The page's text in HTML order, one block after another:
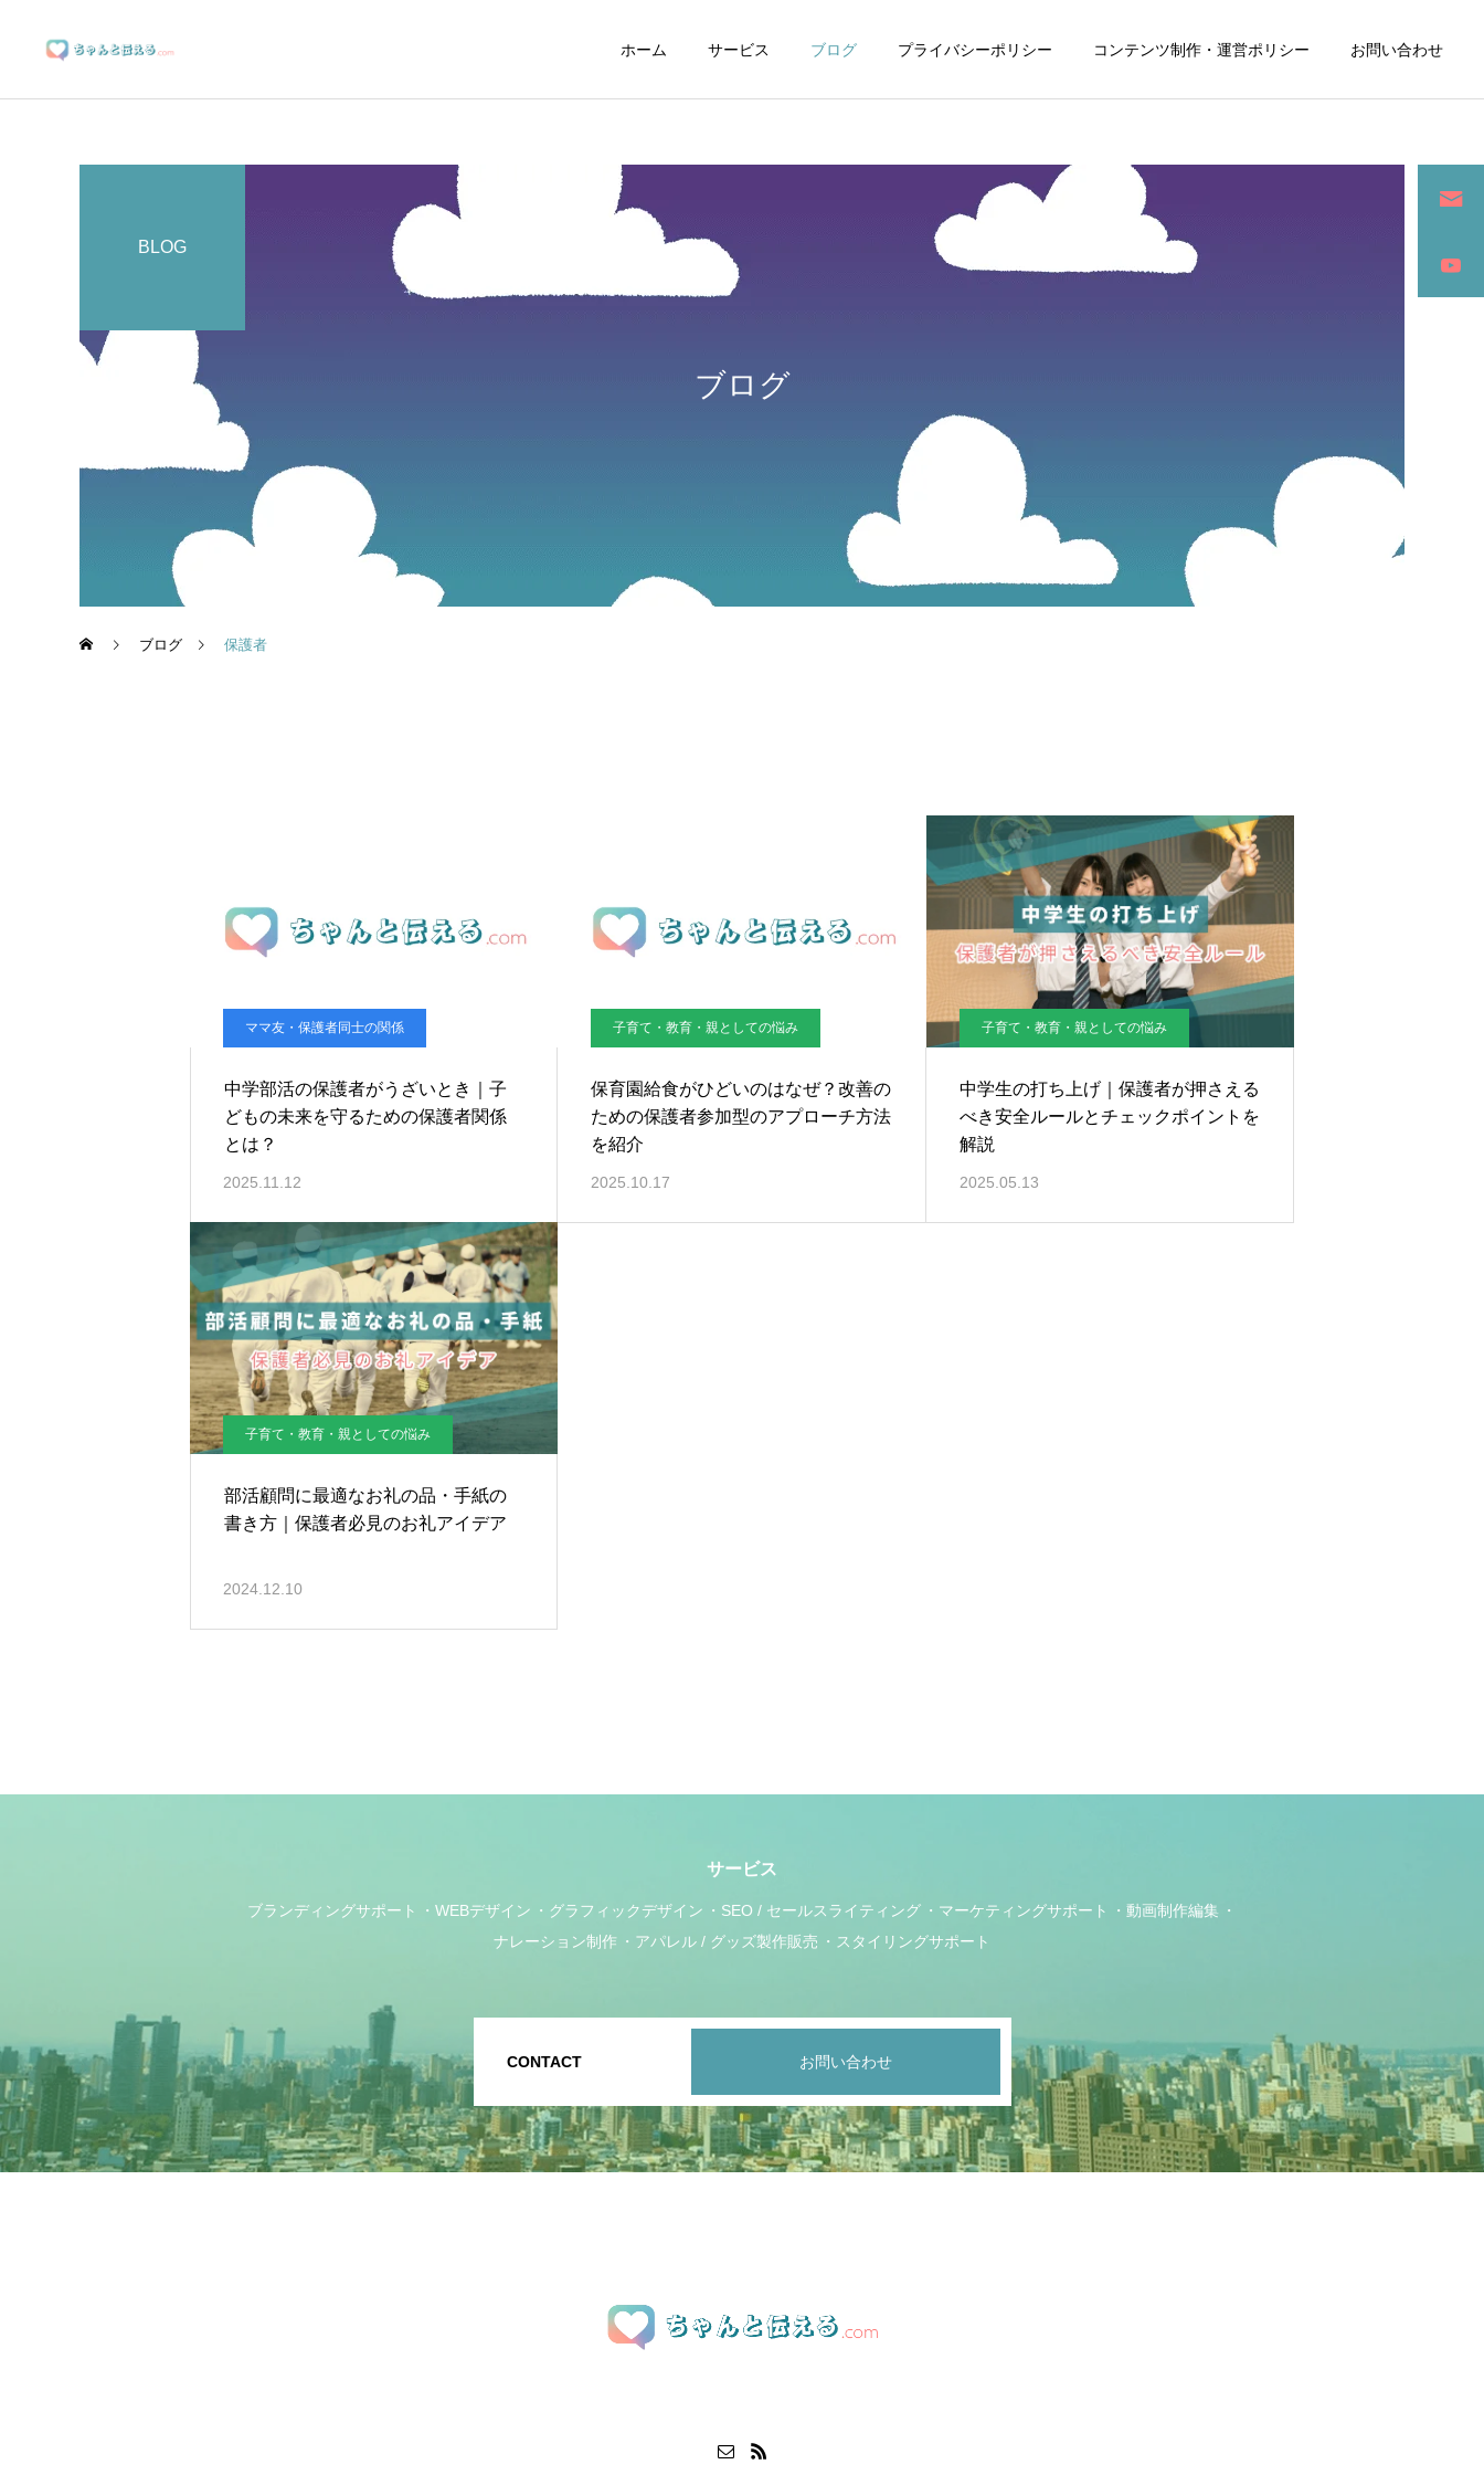
ホーム サービス ブログ プライバシーポリシー コンテンツ制作・運営ポリシー お問い合わせ
詳細を見る
ブランディングサポート グラフィックデザイン SEO / セールスライティング
ブログ
BLOG
ブログ 保護者
ママ友・保護者同士の関係
中学部活の保護者がうざいとき｜子
どもの未来を守るための保護者関係
とは？
2025.11.12
子育て・教育・親としての悩み
保育園給食がひどいのはなぜ？改善の
ための保護者参加型のアプローチ方法
を紹介
2025.10.17
子育て・教育・親としての悩み
中学生の打ち上げ｜保護者が押さえる
べき安全ルールとチェックポイントを
解説
2025.05.13
子育て・教育・親としての悩み
部活顧問に最適なお礼の品・手紙の
書き方｜保護者必見のお礼アイデア
2024.12.10
サービス
ブランディングサポート WEBデザイン グラフィックデザイン SEO / セールスライティング マーケティングサポート
動画制作編集
ナレーション制作
アパレル / グッズ製作販売 スタイリングサポート
CONTACT お問い合わせ